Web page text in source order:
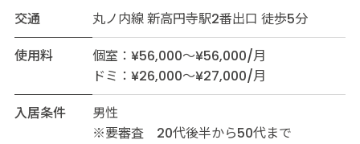
交通
丸ノ内線 新高円寺駅2番出口 徒歩5分
使用料
個室：¥56,000～¥56,000/月
ドミ：¥26,000～¥27,000/月
入居条件
男性
※要審査 20代後半から50代まで